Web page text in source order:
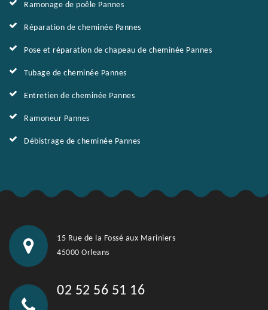
Ramonage de poêle Pannes
Réparation de cheminée Pannes
Pose et réparation de chapeau de cheminée Pannes
Tubage de cheminée Pannes
Entretien de cheminée Pannes
Ramoneur Pannes
Débistrage de cheminée Pannes
15 Rue de la Fossé aux Mariniers
45000 Orleans
02 52 56 51 16